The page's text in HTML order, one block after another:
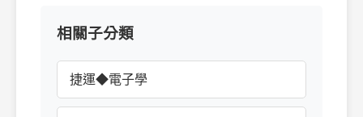
相關子分類
捷運◆電子學